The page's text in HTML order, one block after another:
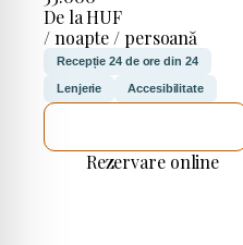
De la HUF
/ noapte / persoană
Recepție 24 de ore din 24
Lenjerie Accesibilitate
Rezervare online